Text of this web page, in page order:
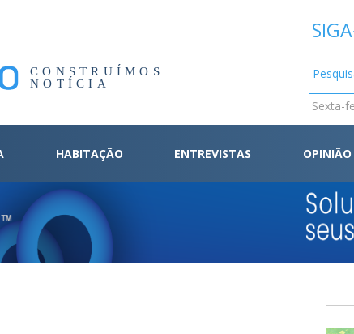
CONSTRUÍMOS
NOTÍCIA
Sexta-
HABITAÇÃO ENTREVISTAS OPINIÃO